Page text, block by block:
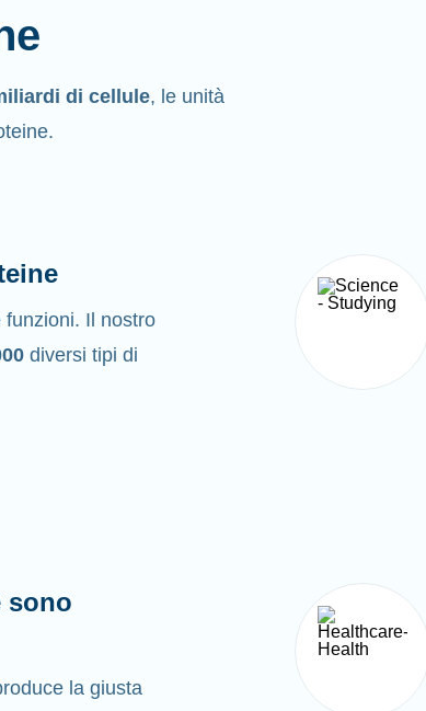
di cellule, le unità
Il nostro
diversi tipi di
sono
la giusta